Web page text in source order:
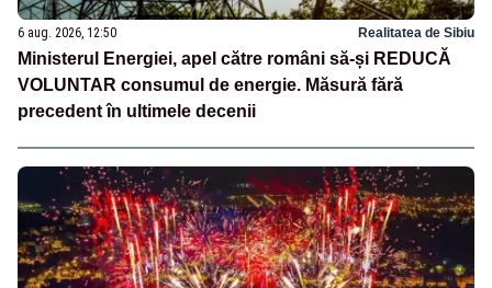
6 aug. 2026, 12:50 Realitatea de Sibiu
Ministerul Energiei, apel către români să-și REDUCĂ
VOLUNTAR consumul de energie. Măsură fără
precedent în ultimele decenii